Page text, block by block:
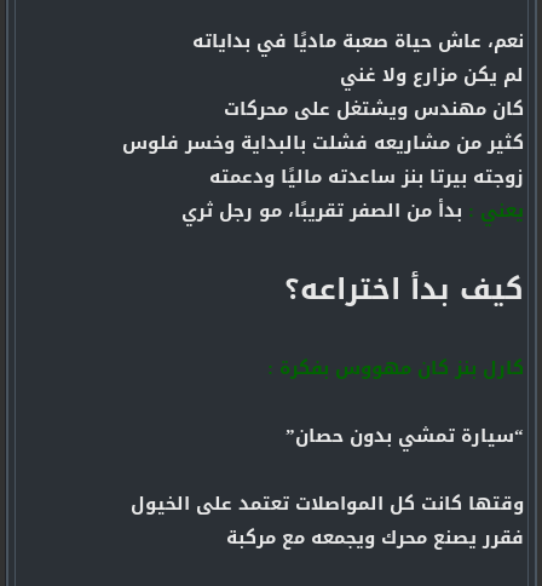
نعم، عاش حياة صعبة ماديًا في بداياته
لم يكن مزارع ولا غني
كان مهندس ويشتغل على محركات
كثير من مشاريعه فشلت بالبداية وخسر فلوس
زوجته بيرتا بنز ساعدته ماليًا ودعمته
يعني : بدأ من الصفر تقريبًا، مو رجل ثري
كيف بدأ اختراعه؟
كارل بنز كان مهووس بفكرة :
“سيارة تمشي بدون حصان”
وقتها كانت كل المواصلات تعتمد على الخيول
فقرر يصنع محرك ويجمعه مع مركبة